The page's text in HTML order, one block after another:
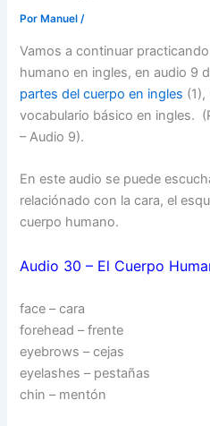
Por Manuel/
Vamos a continuar
humano en ingles, en audio 9
partes del cuerpo en ingles
vocabulario básico en ingles.
– Audio 9).
En este audio se puede
relaciónado con la cara, el
cuerpo humano.
Audio 30 – El Cuerpo
face – cara
forehead – frente
eyebrows – cejas
eyelashes – pestañas
chin – mentón